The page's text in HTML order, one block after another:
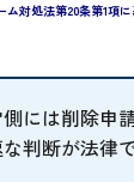
ム対処法第20条第1項
には削除申
判断が法律